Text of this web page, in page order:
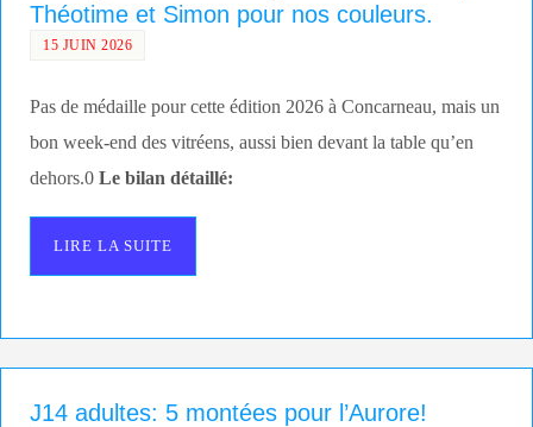
Théotime et Simon pour nos couleurs.
15 JUIN 2026
Pas de médaille pour cette édition 2026 à Concarneau, mais un
bon week-end des vitréens, aussi bien devant la table qu’en
dehors.0Le bilan détaillé:
LIRE LA SUITE
J14 adultes: 5 montées pour l’Aurore!